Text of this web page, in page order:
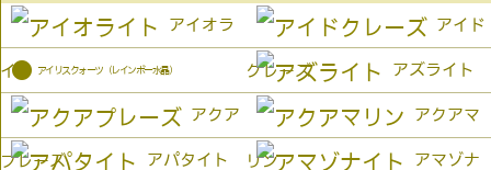
アイオラ
イト
アイド
クレーズ
● アイリスクォーツ（レインボー水晶） アズライト
アクア
プレーズ
アクアマ
リン
アパタイト アマゾナ